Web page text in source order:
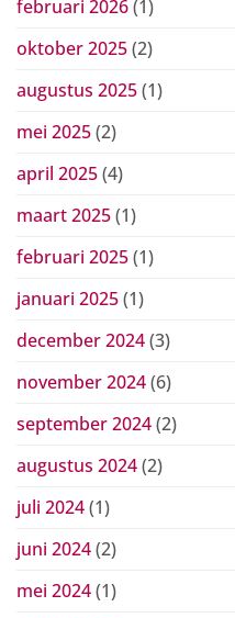
februari 2026(1)
oktober 2025(2)
augustus 2025(1)
mei 2025(2)
april 2025(4)
maart 2025(1)
februari 2025(1)
januari 2025(1)
december 2024(3)
november 2024(6)
september 2024(2)
augustus 2024(2)
juli 2024(1)
juni 2024(2)
mei 2024(1)